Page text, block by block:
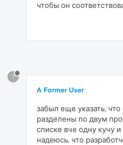
чтобы он
?
A Former User
забыл еще указать,
разделены по двум
списке вче одну кучу
надеюсь, что